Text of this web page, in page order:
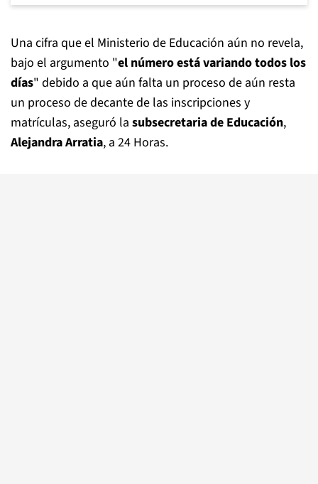
Una cifra que el Ministerio de Educación aún no revela,
bajo el argumento "el número está variando todos los
días" debido a que aún falta un proceso de aún resta
un proceso de decante de las inscripciones y
matrículas, aseguró la subsecretaria de Educación,
Alejandra Arratia, a 24 Horas.